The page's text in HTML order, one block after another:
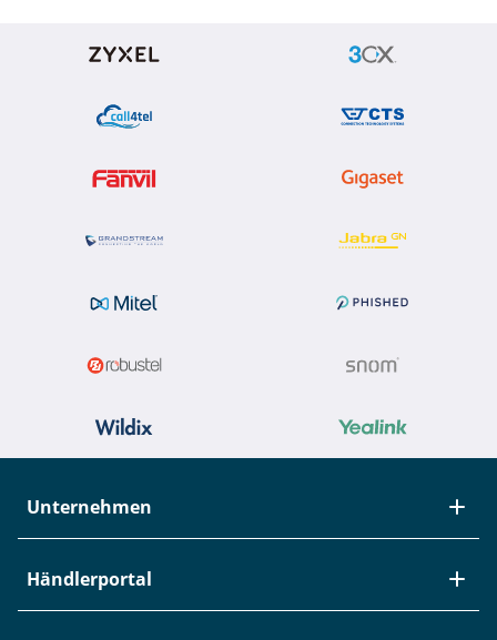
Unternehmen
Über Studerus
Team
Händlerportal